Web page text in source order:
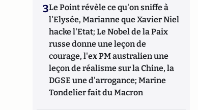
3Le Point révèle ce qu'on sniffe à
l'Elysée, Marianne que Xavier Niel
hacke l'Etat; Le Nobel de la Paix
russe donne une leçon de
courage, l'ex PM australien une
leçon de réalisme sur la Chine, la
DGSE une d'arrogance; Marine
Tondelier fait du Macron